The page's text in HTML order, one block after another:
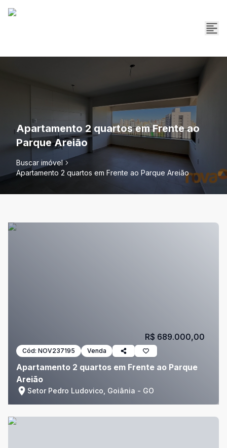
Apartamento 2 quartos em Frente ao
Parque Areião
Buscar imóvel
Apartamento 2 quartos em Frente ao Parque Areião
Cód: NOV237195 Venda
Apartamento 2 quartos em Frente ao Parque
Areião
Setor Pedro Ludovico, Goiânia - GO
R$ 689.000,00